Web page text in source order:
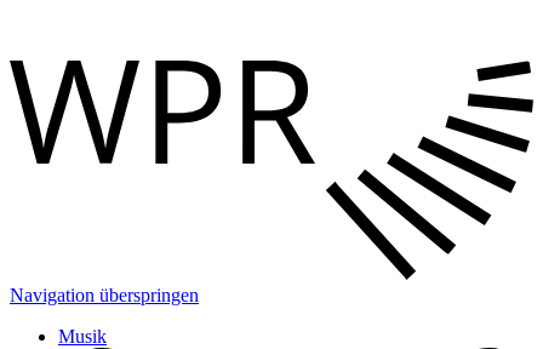
Navigation überspringen
Musik